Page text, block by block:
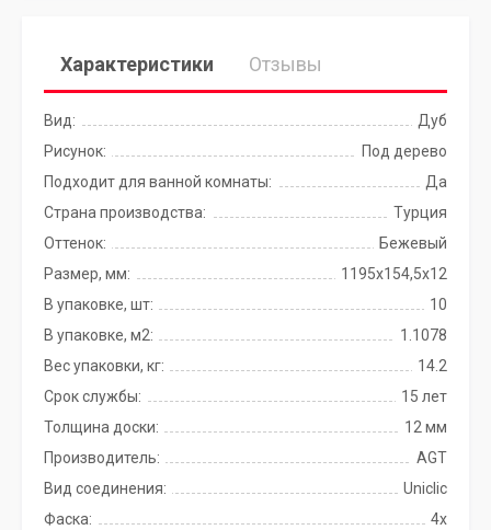
Характеристики Отзывы
Вид:
Дуб
Рисунок:
Под дерево
Подходит для ванной комнаты:
Да
Страна производства:
Турция
Оттенок:
Бежевый
Размер, мм:
1195x154,5x12
В упаковке, шт:
10
В упаковке, м2:
1.1078
Вес упаковки, кг:
14.2
Срок службы:
15 лет
Толщина доски:
12 мм
Производитель:
AGT
Вид соединения:
Uniclic
Фаска:
4x